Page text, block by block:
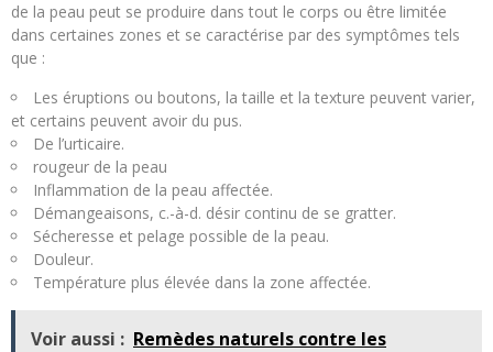
de la peau peut se produire dans tout le corps ou être limitée
dans certaines zones et se caractérise par des symptômes tels
que :
Les éruptions ou boutons, la taille et la texture peuvent varier,
et certains peuvent avoir du pus.
De l’urticaire.
rougeur de la peau
Inflammation de la peau affectée.
Démangeaisons, c.-à-d. désir continu de se gratter.
Sécheresse et pelage possible de la peau.
Douleur.
Température plus élevée dans la zone affectée.
Voir aussi : Remèdes naturels contre les